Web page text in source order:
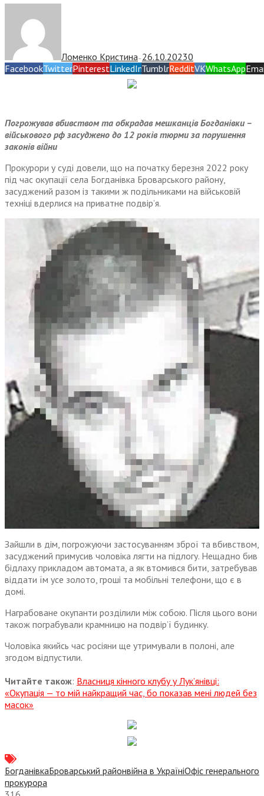
Ломенко Кристина— 26.10.20230
FacebookTwitterPinterestLinkedInTumblrRedditVKWhatsApp
Погрожував вбивством та обкрадав мешканців Богданівки –
військового рф засуджено до 12 років тюрми за порушення
законів війни
Прокурори у суді довели, що на початку березня 2022 року
під час окупації села Богданівка Броварського району,
засуджений разом із такими ж подільниками на військовій
техніці вдерлися на приватне подвір’я.
Зайшли в дім, погрожуючи застосуванням зброї та вбивством,
засуджений примусив чоловіка лягти на підлогу. Нещадно бив
бідлаху прикладом автомата, а як втомився бити, затребував
віддати їм усе золото, гроші та мобільні телефони, що є в
домі.
Награбоване окупанти розділили між собою. Після цього вони
також пограбували крамницю на подвір’ї будинку.
Чоловіка якийсь час росіяни ще утримували в полоні, але
згодом відпустили.
Читайте також: Власниця кінного клубу у Лук’янівці:
«Окупація — то мій найкращий час, бо показав мені людей без
масок»
БогданівкаБроварський районвійна в УкраїніОфіс генерального
прокурора